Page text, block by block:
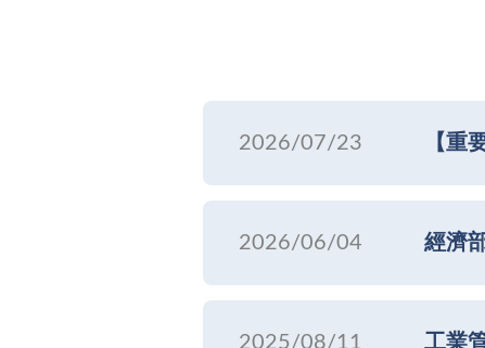
2026/07/23 【重
2026/06/04 經濟
2025/08/11 工業